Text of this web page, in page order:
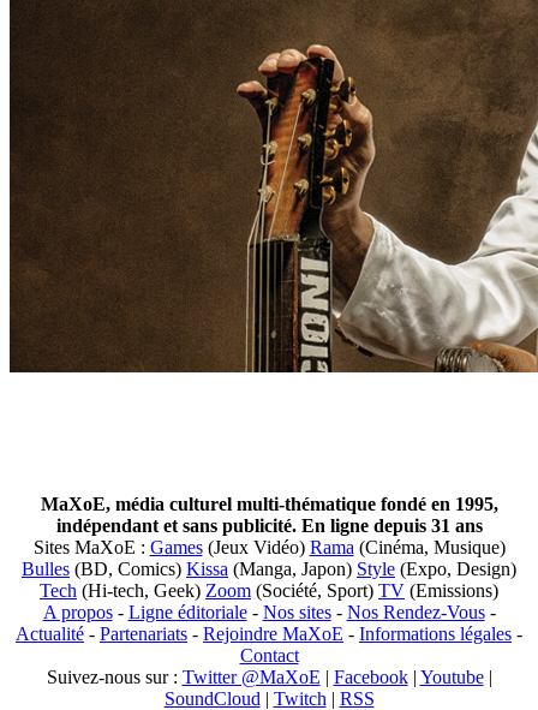
MaXoE, média culturel multi-thématique fondé en 1995,
indépendant et sans publicité. En ligne depuis 31 ans
Sites MaXoE : Games(Jeux Vidéo) Rama (Cinéma, Musique)
Bulles (BD, Comics) Kissa (Manga, Japon) Style (Expo, Design)
Tech (Hi-tech, Geek) Zoom (Société, Sport) TV (Emissions)
A propos- Ligne éditoriale- Nos sites- Nos Rendez-Vous-
Actualité - Partenariats - Rejoindre MaXoE - Informations légales -
Contact
Suivez-nous sur : Twitter @MaXoE | Facebook| Youtube|
SoundCloud | Twitch | RSS